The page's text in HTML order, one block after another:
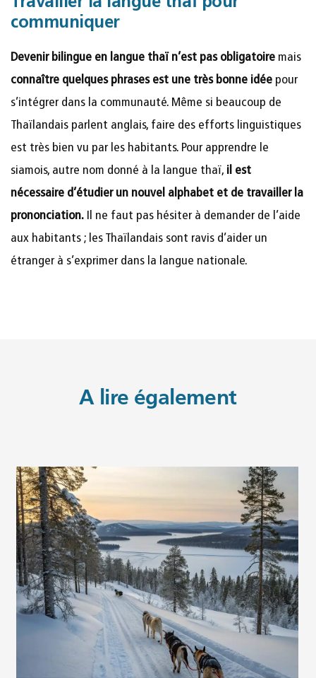
communiquer
Devenir bilingue en langue thaï n’est pas obligatoire mais
connaître quelques phrases est une très bonne idée pour
s’intégrer dans la communauté. Même si beaucoup de
Thaïlandais parlent anglais, faire des efforts linguistiques
est très bien vu par les habitants. Pour apprendre le
siamois, autre nom donné à la langue thaï, il est
nécessaire d’étudier un nouvel alphabet et de travailler la
prononciation. Il ne faut pas hésiter à demander de l’aide
aux habitants ; les Thaïlandais sont ravis d’aider un
étranger à s’exprimer dans la langue nationale.
A lire également